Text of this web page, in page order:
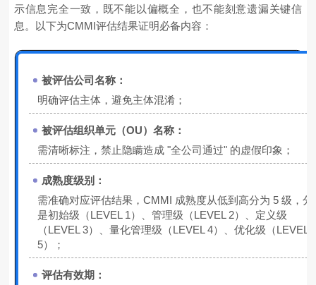
示信息完全一致，既不能以偏概全，也不能刻意遗漏关键信
息。以下为CMMI评估结果证明必备内容：
被评估公司名称：
明确评估主体，避免主体混淆；
被评估组织单元（OU）名称：
需清晰标注，禁止隐瞒造成 "全公司通过" 的虚假印象；
成熟度级别：
需准确对应评估结果，CMMI 成熟度从低到高分为 5 级，分
是初始级（LEVEL 1）、管理级（LEVEL 2）、定义级
（LEVEL 3）、量化管理级（LEVEL 4）、优化级（LEVEL
5）；
评估有效期：